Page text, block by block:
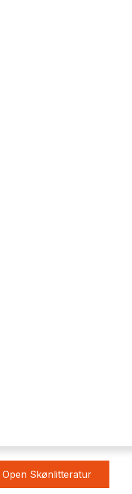
Open Skønlitteratur